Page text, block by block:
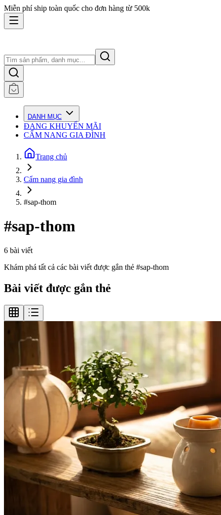
Miễn phí ship toàn quốc cho đơn hàng từ 500k
DANH MỤC
ĐANG KHUYẾN MÃI
CẨM NANG GIA ĐÌNH
Trang chủ
Cẩm nang gia đình
#sap-thom
#sap-thom
6 bài viết
Khám phá tất cả các bài viết được gắn thẻ #sap-thom
Bài viết được gắn thẻ